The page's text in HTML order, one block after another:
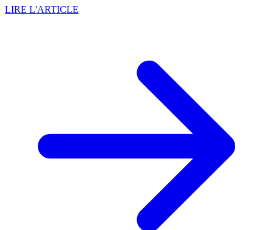
LIRE L'ARTICLE